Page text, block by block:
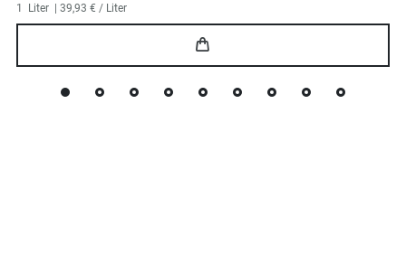
1 Liter | 39,93 € / Liter